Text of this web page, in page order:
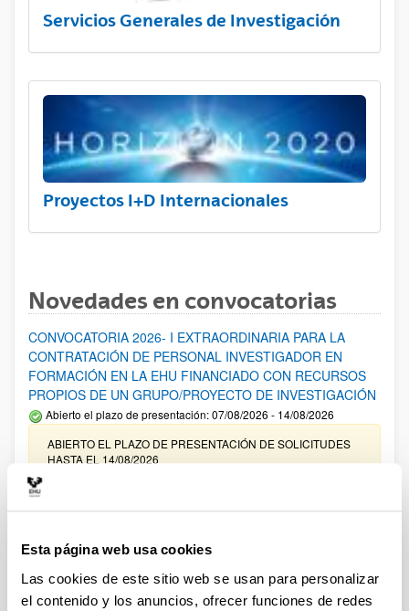
Esta página web usa cookies
Las cookies de este sitio web se usan para personalizar
el contenido y los anuncios, ofrecer funciones de redes
Servicios Generales de Investigación
Proyectos I+D Internacionales
Novedades en convocatorias
CONVOCATORIA 2026- I EXTRAORDINARIA PARA LA
CONTRATACIÓN DE PERSONAL INVESTIGADOR EN
FORMACIÓN EN LA EHU FINANCIADO CON RECURSOS
PROPIOS DE UN GRUPO/PROYECTO DE INVESTIGACIÓN
Abierto el plazo de presentación: 07/08/2026 - 14/08/2026
ABIERTO EL PLAZO DE PRESENTACIÓN DE SOLICITUDES
HASTA EL 14/08/2026
Ayudas para financiación de la adquisición y renovación de
UPV/EHU 2026
Trámite abierto
25/03/2026: Corrección de errores del listado provisional de
solicitudes admitidas y excluidas. 23/03/2026: Relación